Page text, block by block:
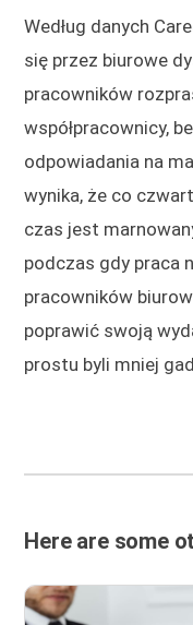
Według danych
się przez biurowe
pracowników
współpracownicy,
odpowiadania na
wynika, że co
czas jest
podczas gdy praca
pracowników
poprawić swoją
prostu byli mniej
Here are some